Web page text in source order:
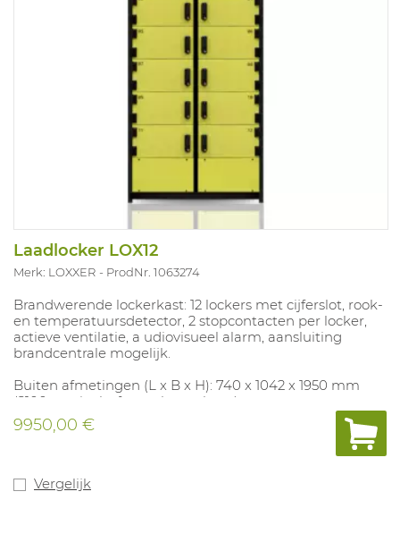
Laadlocker LOX12
Merk: LOXXER ProdNr. 1063274
Brandwerende lockerkast: 12 lockers met cijferslot, rook-
en temperatuursdetector, 2 stopcontacten per locker,
actieve ventilatie, a udiovisueel alarm, aansluiting
brandcentrale mogelijk.
Buiten afmetingen (L x B x H): 740 x 1042 x 1950 mm
(2100mm incl. afneembaar alarm)
Locker afmetingen: 480 x 240 x 650 mm
Transportkost inbegrepen - bij bestelling wel DUIDELIJK
9950,00 €
Vergelijk